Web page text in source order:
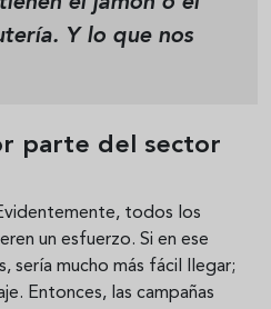
Y lo que nos
parte del sector
todos los
un esfuerzo. Si en ese
sería mucho más fácil llegar;
Entonces, las campañas